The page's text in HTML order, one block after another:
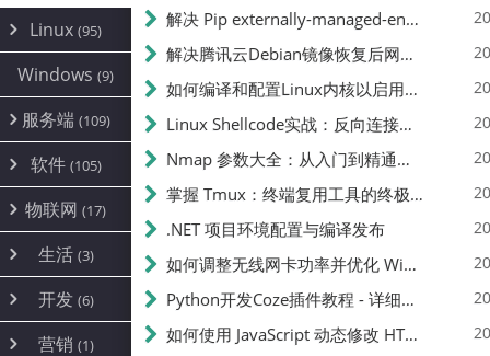
Linux (95)
Alpine
CentOS(17)
Debian(24)
ProxmoxVE
Ubuntu(7)
Windows (9)
服务端 (109)
环境配置
DD重装(3)
加速优化(34)
面板(12)
容器
游戏 (7)
饥荒(7)
云服务商(4)
软件 (105)
安全(12)
办公(4)
图片 (2)
文件
系统 (35)
物联网 (17)
路由器
随身wifi(1)
mobile(14)
刷机
生活 (3)
线报
sim卡(1)
开发 (6)
编译
营销 (1)
解决 Pip externally-managed-environment 错误：临时与永久绕过方案
解决腾讯云Debian镜像恢复后网络不通问题
如何编译和配置Linux内核以启用BBR2 | 内核编译教程
Linux Shellcode实战：反向连接、持久化、免杀技术详解（MSF,Cobalt Strike）- 从原理到C加载器实现
Nmap 参数大全：从入门到精通，掌握网络扫描的核心技巧
掌握 Tmux：终端复用工具的终极指南
.NET 项目环境配置与编译发布
如何调整无线网卡功率并优化 Wifite 的功率设置
Python开发Coze插件教程 - 详细步骤与注意事项
如何使用 JavaScript 动态修改 HTML 中的权限文本 | 前端开发教程
📝